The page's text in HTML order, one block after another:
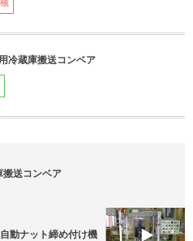
冷蔵庫搬送コンベア
搬送コンベア
自動ナット締め付け機